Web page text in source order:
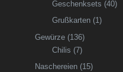
Geschenksets (40)
Grußkarten (1)
Gewürze (136)
Chilis (7)
Naschereien (15)